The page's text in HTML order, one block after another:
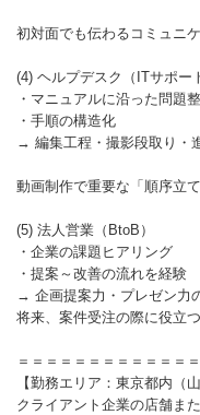
初対面でも伝わるコミュニ
(4) ヘルプデスク（ITサポー
・マニュアルに沿った問題
・手順の構造化
→ 編集工程・撮影段取り・
動画制作で重要な「順序立
(5) 法人営業（BtoB）
・企業の課題ヒアリング
・提案～改善の流れを経験
→ 企画提案力・プレゼン力
将来、案件受注の際に役立
＝＝＝＝＝＝＝＝＝＝＝＝
【勤務エリア：東京都内（
クライアント企業の店舗ま